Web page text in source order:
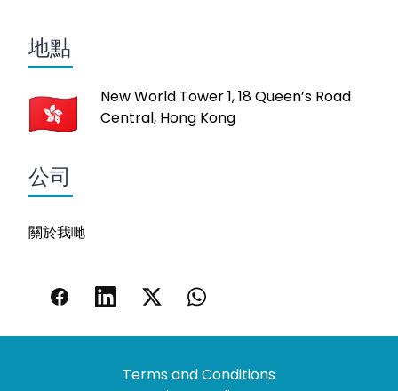
地點
New World Tower 1, 18 Queen’s Road
Central, Hong Kong
公司
關於我哋
Terms and Conditions